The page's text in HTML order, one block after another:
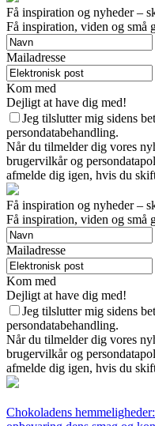
Få inspiration og nyheder –
Få inspiration, viden og små
Mailadresse
Kom med
Dejligt at have dig med!
Jeg tilslutter mig sidens
persondatabehandling.
Når du tilmelder dig vores
brugervilkår og
afmelde dig igen, hvis du
Få inspiration og nyheder –
Få inspiration, viden og små
Mailadresse
Kom med
Dejligt at have dig med!
Jeg tilslutter mig sidens
persondatabehandling.
Når du tilmelder dig vores
brugervilkår og
afmelde dig igen, hvis du
Chokoladens